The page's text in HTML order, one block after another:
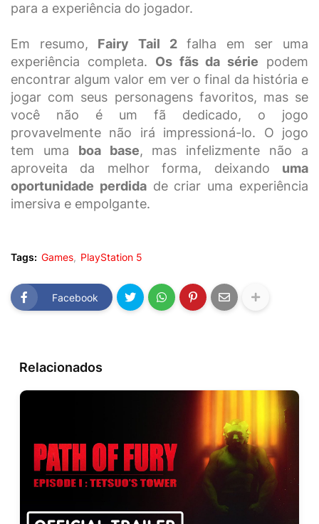
para a experiência do jogador.
Em resumo, Fairy Tail 2falha em ser uma
experiência completa. Os fãs da série podem
encontrar algum valor em ver o final da história e
jogar com seus personagens favoritos, mas se
você não é um fã dedicado, o jogo
provavelmente não irá impressioná-lo. O jogo
tem uma boa base, mas infelizmente não a
aproveita da melhor forma, deixando uma
oportunidade perdidade criar uma experiência
imersiva e empolgante.
Tags: Games PlayStation 5
Facebook
Relacionados